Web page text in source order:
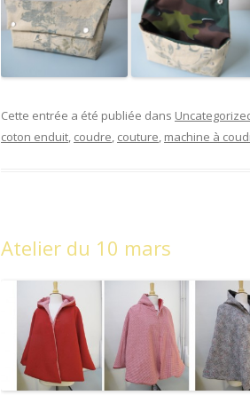
Cette entrée a été publiée dans
coton enduit, coudre, couture, machine à
Atelier du 10 mars